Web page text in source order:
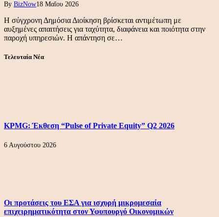
By BizNow18 Μαΐου 2026
Η σύγχρονη Δημόσια Διοίκηση βρίσκεται αντιμέτωπη με
αυξημένες απαιτήσεις για ταχύτητα, διαφάνεια και ποιότητα στην
παροχή υπηρεσιών. Η απάντηση σε…
Τελευταία Νέα
KPMG: Έκθεση “Pulse of Private Equity” Q2 2026
6 Αυγούστου 2026
Οι προτάσεις του ΕΣΑ για ισχυρή μικρομεσαία
επιχειρηματικότητα στον Υφυπουργό Οικονομικών